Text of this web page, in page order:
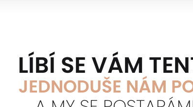
LÍBÍ SE VÁM
JEDNODUŠE NÁM